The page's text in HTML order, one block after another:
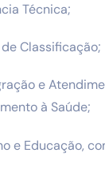
Técnica;
Classificação;
e
à Saúde;
e Educação,